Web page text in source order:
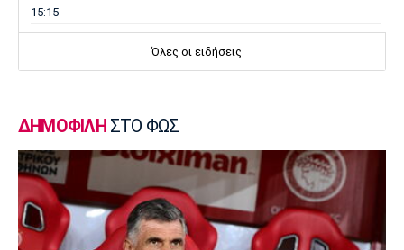
15:15
Γιατί ο Ολυμπιακός δεν ανησυχεί από την
Champions League
Ολυμπιακός: Μέχρι τη Δευτέρα διαθέσιμα τα
εισιτήρια με Ναϊμέγκεν
14:50
Ποδόσφαιρο - Ελλάδα
Όλες οι ειδήσεις
ΔΗΜΟΦΙΛΗ ΣΤΟ ΦΩΣ